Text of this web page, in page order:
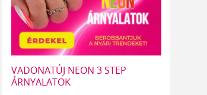
VADONATÚJ NEON 3 STEP
ÁRNYALATOK